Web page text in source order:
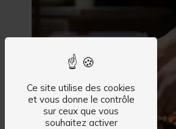
Ce site utilise des cookies
et vous donne le contrôle
sur ceux que vous
souhaitez activer